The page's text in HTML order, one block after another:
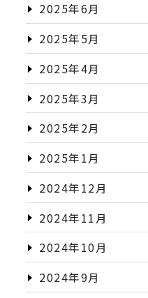
2025年6月
2025年5月
2025年4月
2025年3月
2025年2月
2025年1月
2024年12月
2024年11月
2024年10月
2024年9月